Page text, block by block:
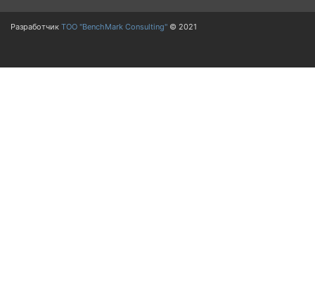
Разработчик ТОО "BenchMark Consulting" © 2021